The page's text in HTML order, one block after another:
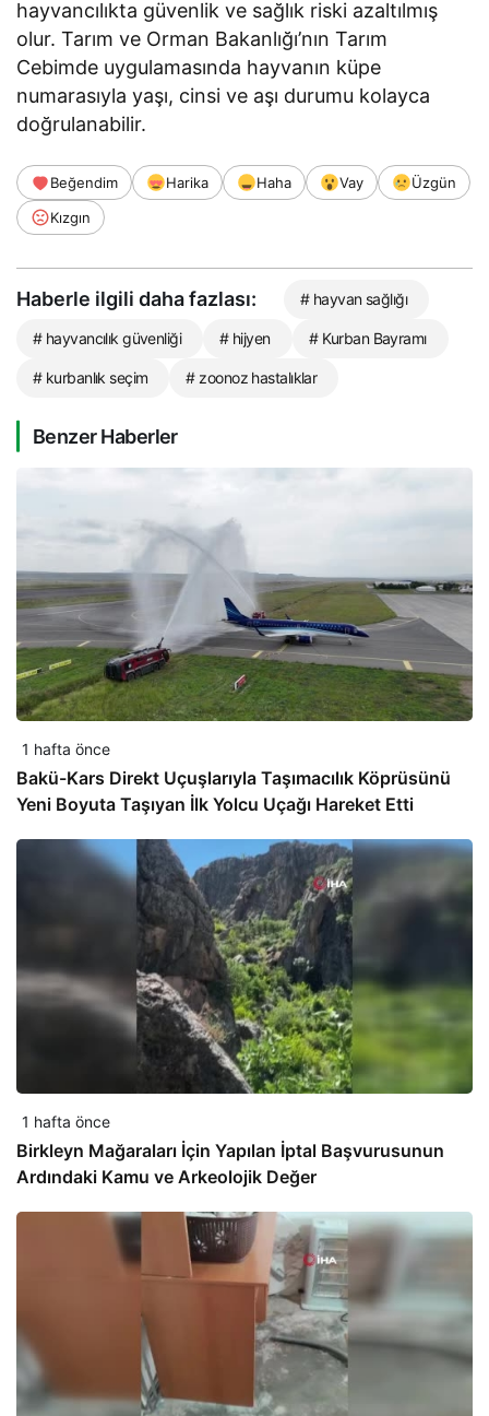
hayvancılıkta güvenlik ve sağlık riski azaltılmış
olur. Tarım ve Orman Bakanlığı’nın Tarım
Cebimde uygulamasında hayvanın küpe
numarasıyla yaşı, cinsi ve aşı durumu kolayca
doğrulanabilir.
Beğendim Harika Haha Vay
Üzgün
Kızgın
Haberle ilgili daha fazlası: # hayvan sağlığı
# hayvancılık güvenliği # hijyen # Kurban Bayramı
# kurbanlık seçim # zoonoz hastalıklar
Benzer Haberler
1 hafta önce
Bakü-Kars Direkt Uçuşlarıyla Taşımacılık Köprüsünü
Yeni Boyuta Taşıyan İlk Yolcu Uçağı Hareket Etti
1 hafta önce
Birkleyn Mağaraları İçin Yapılan İptal Başvurusunun
Ardındaki Kamu ve Arkeolojik Değer